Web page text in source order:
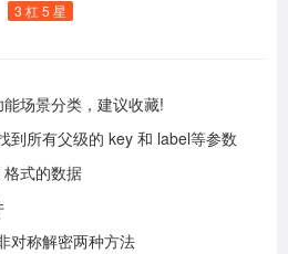
3 杠 5 星
场景分类，建议收藏!
到所有父级的 key 和 label等参数
式的数据
对称解密两种方法